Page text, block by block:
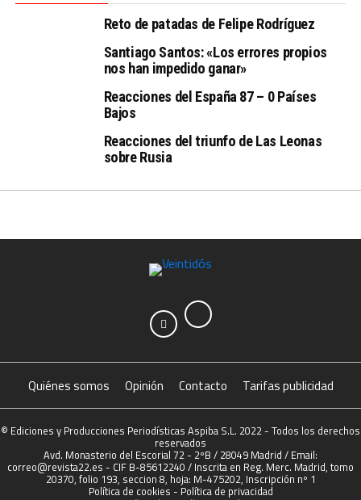
Reto de patadas de Felipe Rodríguez
Santiago Santos: «Los errores propios
nos han impedido ganar»
Reacciones del España 87 – 0 Países
Bajos
Reacciones del triunfo de Las Leonas
sobre Rusia
Quiénes somos Opinión Contacto Tarifas publicidad
© Ediciones y Producciones Periodísticas Aspiba S.L. 2022 - Todos los derechos
reservados
Avd. Monasterio del Escorial 72 - 2ºB / 28049 Madrid / Email:
correo@revista22.es - CIF B-85612240 / Inscrita en Reg. Merc. Madrid, tomo
20370, folio 193, seccion 8, hoja: M-475202, Inscripción nº 1
Política de cookies - Política de privacidad